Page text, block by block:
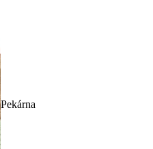
Pekárna